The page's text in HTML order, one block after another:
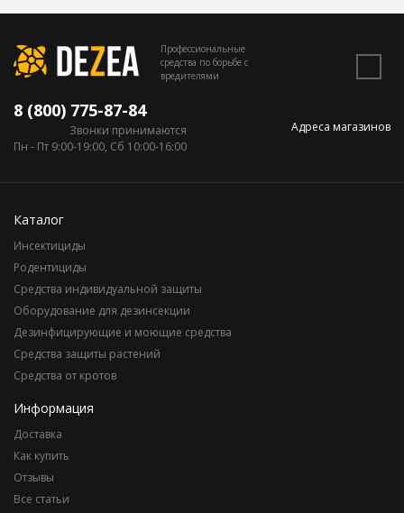
Профессиональные
средства по борьбе с
вредителями
Адреса магазинов
8 (800) 775-87-84
Звонки принимаются
Пн - Пт 9:00-19:00, Сб 10:00-16:00
Каталог
Инсектициды
Родентициды
Средства индивидуальной защиты
Оборудование для дезинсекции
Дезинфицирующие и моющие средства
Средства защиты растений
Средства от кротов
Информация
Доставка
Как купить
Отзывы
Все статьи